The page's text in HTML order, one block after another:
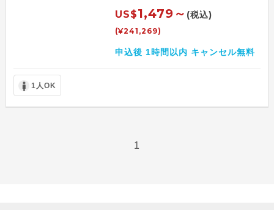
US$1,479～ (税込)
(¥241,269)
申込後 1時間以内 キャンセル無料
1人OK
1